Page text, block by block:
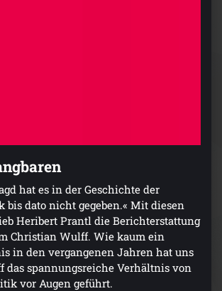
hat es in der Geschichte der
bis dato nicht gegeben.« Mit diesen
Heribert Prantl die Berichterstattung
Christian Wulff. Wie kaum ein
in den vergangenen Jahren hat uns
das spannungsreiche Verhältnis von
vor Augen geführt.